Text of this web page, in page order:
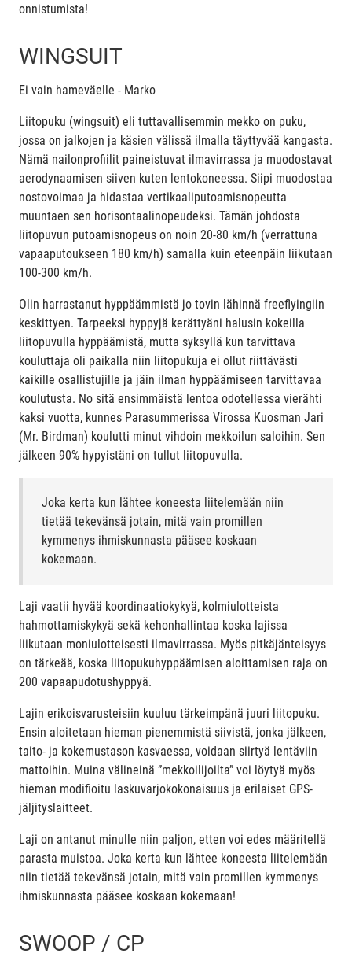
onnistumista!
WINGSUIT
Ei vain hameväelle - Marko
Liitopuku (wingsuit) eli tuttavallisemmin mekko on puku,
jossa on jalkojen ja käsien välissä ilmalla täyttyvää kangasta.
Nämä nailonprofiilit paineistuvat ilmavirrassa ja muodostavat
aerodynaamisen siiven kuten lentokoneessa. Siipi muodostaa
nostovoimaa ja hidastaa vertikaaliputoamisnopeutta
muuntaen sen horisontaalinopeudeksi. Tämän johdosta
liitopuvun putoamisnopeus on noin 20-80 km/h (verrattuna
vapaaputoukseen 180 km/h) samalla kuin eteenpäin liikutaan
100-300 km/h.
Olin harrastanut hyppäämmistä jo tovin lähinnä freeflyingiin
keskittyen. Tarpeeksi hyppyjä kerättyäni halusin kokeilla
liitopuvulla hyppäämistä, mutta syksyllä kun tarvittava
kouluttaja oli paikalla niin liitopukuja ei ollut riittävästi
kaikille osallistujille ja jäin ilman hyppäämiseen tarvittavaa
koulutusta. No sitä ensimmäistä lentoa odotellessa vierähti
kaksi vuotta, kunnes Parasummerissa Virossa Kuosman Jari
(Mr. Birdman) koulutti minut vihdoin mekkoilun saloihin. Sen
jälkeen 90% hypyistäni on tullut liitopuvulla.
Joka kerta kun lähtee koneesta liitelemään niin
tietää tekevänsä jotain, mitä vain promillen
kymmenys ihmiskunnasta pääsee koskaan
kokemaan.
Laji vaatii hyvää koordinaatiokykyä, kolmiulotteista
hahmottamiskykyä sekä kehonhallintaa koska lajissa
liikutaan moniulotteisesti ilmavirrassa. Myös pitkäjänteisyys
on tärkeää, koska liitopukuhyppäämisen aloittamisen raja on
200 vapaapudotushyppyä.
Lajin erikoisvarusteisiin kuuluu tärkeimpänä juuri liitopuku.
Ensin aloitetaan hieman pienemmistä siivistä, jonka jälkeen,
taito- ja kokemustason kasvaessa, voidaan siirtyä lentäviin
mattoihin. Muina välineinä ”mekkoilijoilta” voi löytyä myös
hieman modifioitu laskuvarjokokonaisuus ja erilaiset GPS-
jäljityslaitteet.
Laji on antanut minulle niin paljon, etten voi edes määritellä
parasta muistoa. Joka kerta kun lähtee koneesta liitelemään
niin tietää tekevänsä jotain, mitä vain promillen kymmenys
ihmiskunnasta pääsee koskaan kokemaan!
SWOOP / CP